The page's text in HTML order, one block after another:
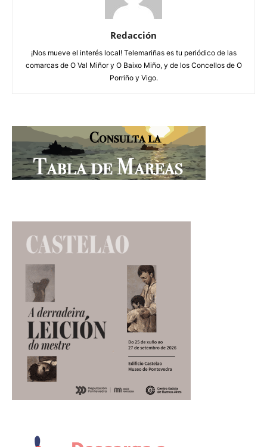
Redacción
¡Nos mueve el interés local! Telemariñas es tu periódico de las
comarcas de O Val Miñor y O Baixo Miño, y de los Concellos de O
Porriño y Vigo.